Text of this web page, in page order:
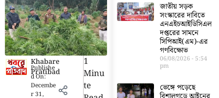
Khabare
Pratibad
Publishe
d On:
Decembe
r 31,
1
Minu
Te
জাতীয় সড়ক
সংস্কারের দাবিতে
এনএইচআইডিসিএল
দপ্তরের সামনে
সিপিআই(এম)-এর
গণবিক্ষোভ
06/08/2026 5:54
pm
ভেঙ্গে পড়েছে